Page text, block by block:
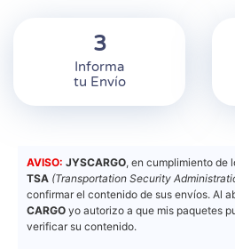
3
Informa
tu Envío
AVISO: JYSCARGO, en cumplimiento de
TSA (Transportation Security
confirmar el contenido de sus envíos. Al
CARGO yo autorizo a que mis paquetes
verificar su contenido.